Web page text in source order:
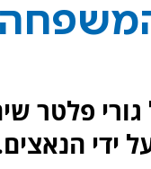
מ-80 שנים קיבל
ידי